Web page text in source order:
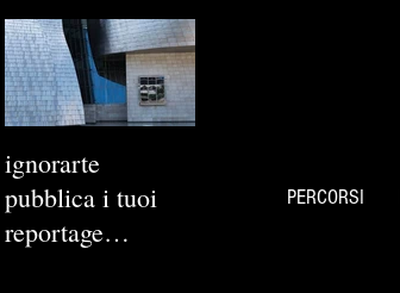
ignorarte
pubblica i tuoi
reportage
PERCORSI